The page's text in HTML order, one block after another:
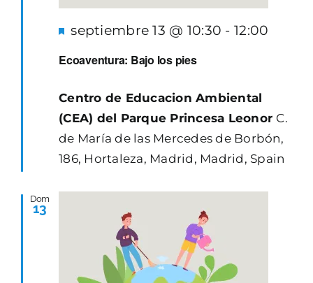
Ecoaventura: Bajo los pies
Destacado
septiembre 13 @ 10:30 -12:00
Centro de Educacion Ambiental
(CEA) del Parque Princesa Leonor C.
de María de las Mercedes de Borbón,
186, Hortaleza, Madrid, Madrid, Spain
Dom
13